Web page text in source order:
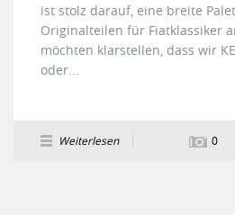
ist stolz darauf, eine breite
Originalteilen für Fiatklassiker
möchten klarstellen, dass wir
oder...
Weiterlesen 0